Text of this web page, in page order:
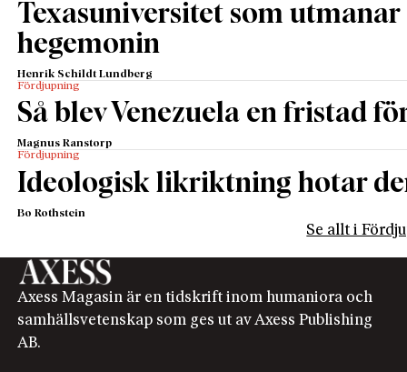
Texasuniversitet som utmanar
hegemonin
Henrik Schildt Lundberg
Fördjupning
Så blev Venezuela en fristad
Magnus Ranstorp
Fördjupning
Ideologisk likriktning hotar
Bo Rothstein
Se allt i
Axess Magasin är en tidskrift inom humaniora och
samhällsvetenskap som ges ut av Axess Publishing
AB.